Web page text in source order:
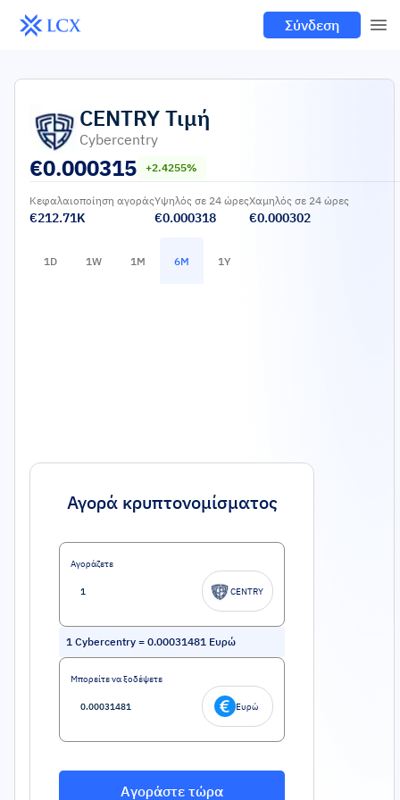
Σύνδεση
CENTRYΤιμή
Cybercentry
€0.000315 +2.4255%
Κεφαλαιοποίηση αγοράς
€212.71K
Υψηλός σε 24 ώρες
€0.000318
Χαμηλός σε 24 ώρες
€0.000302
1D 1W 1M 6M 1Y
Αγορά κρυπτονομίσματος
Αγοράζετε
CENTRY
1 Cybercentry = 0.00031481 Ευρώ
Μπορείτε να ξοδέψετε
Ευρώ
Αγοράστε τώρα